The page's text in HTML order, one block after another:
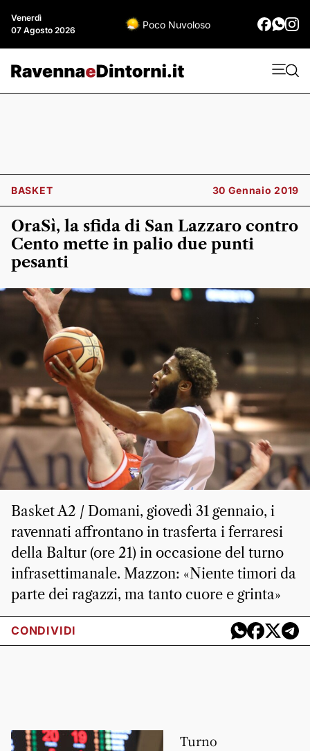
Venerdì
07 Agosto 2026
Poco Nuvoloso
BASKET 30 Gennaio 2019
OraSì, la sfida di San Lazzaro contro
Cento mette in palio due punti
pesanti
Basket A2 / Domani, giovedì 31 gennaio, i
ravennati affrontano in trasferta i ferraresi
della Baltur (ore 21) in occasione del turno
infrasettimanale. Mazzon: «Niente timori da
parte dei ragazzi, ma tanto cuore e grinta»
CONDIVIDI
Turno